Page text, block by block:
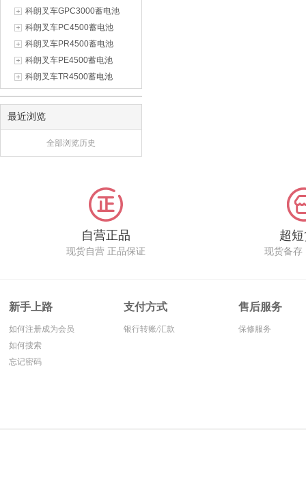
科朗叉车GPC3000蓄电池
科朗叉车PC4500蓄电池
科朗叉车PR4500蓄电池
科朗叉车PE4500蓄电池
科朗叉车TR4500蓄电池
最近浏览
全部浏览历史
自营正品
现货自营 正品保证
超
现货备存
新手上路
如何注册成为会员
如何搜索
忘记密码
支付方式
银行转账/汇款
售后服务
保修服务